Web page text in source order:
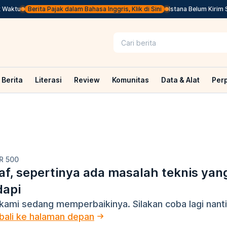
Berita Pajak dalam Bahasa Inggris, Klik di Sini Istana Belum Kirim
Berita Literasi Review Komunitas Data & Alat
500
sepertinya ada masalah teknis
sedang memperbaikinya. Silakan coba lagi
ke halaman depan